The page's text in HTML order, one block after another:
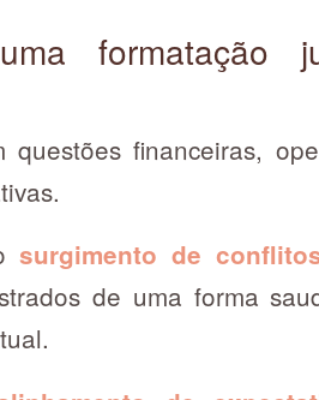
formatação
questões financeiras,
surgimento de
de uma forma